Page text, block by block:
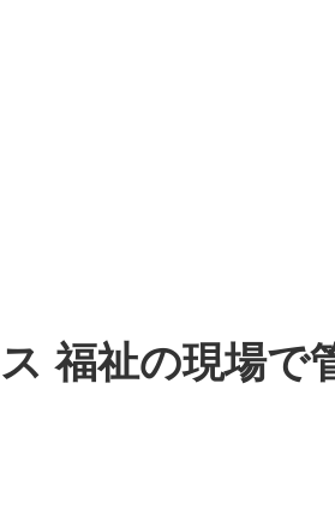
福祉の現場で